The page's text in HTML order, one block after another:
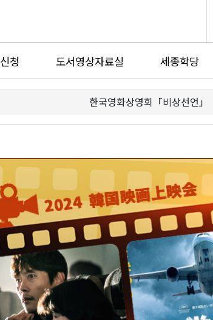
청 도서영상자료실 세종학당
한국영화상영회「비상선언」